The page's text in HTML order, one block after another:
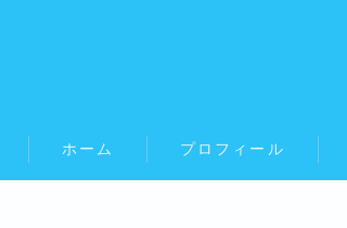
ホーム プロフィール